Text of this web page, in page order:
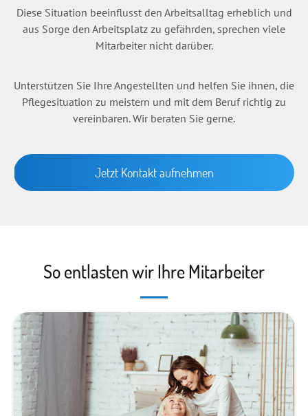
Diese Situation beeinflusst den Arbeitsalltag erheblich und
aus Sorge den Arbeitsplatz zu gefährden, sprechen viele
Mitarbeiter nicht darüber.
Unterstützen Sie Ihre Angestellten und helfen Sie ihnen, die
Pflegesituation zu meistern und mit dem Beruf richtig zu
vereinbaren. Wir beraten Sie gerne.
Jetzt Kontakt aufnehmen
So entlasten wir Ihre Mitarbeiter